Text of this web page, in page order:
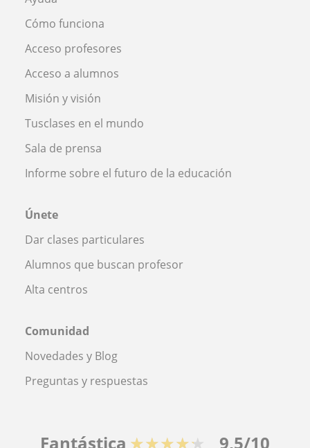
Cómo funciona
Acceso profesores
Acceso a alumnos
Misión y visión
Tusclases en el mundo
Sala de prensa
Informe sobre el futuro de la educación
Únete
Dar clases particulares
Alumnos que buscan profesor
Alta centros
Comunidad
Novedades y Blog
Preguntas y respuestas
Fantástica ★★★★★ 9,5/10